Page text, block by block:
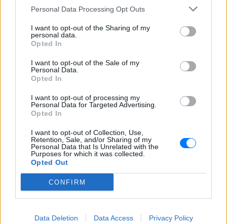
Personal Data Processing Opt Outs
I want to opt-out of the Sharing of my
personal data.
Opted In
I want to opt-out of the Sale of my
Personal Data.
Opted In
I want to opt-out of processing my
Personal Data for Targeted Advertising.
Opted In
I want to opt-out of Collection, Use,
Retention, Sale, and/or Sharing of my
Personal Data that Is Unrelated with the
Purposes for which it was collected.
Opted Out
CONFIRM
Data Deletion Data Access Privacy Policy
Στέφανος Τσιτσιπάς: Αγκαλιά
με τη σύντροφό του στην
Ελβετία και κοινή βραδινή
Ο Έλληνας τενίστας βρίσκεται σε σχέση
Ο Μπρούκλιν Μπέκαμ έβρασε μακαρόνια με
θαλασσινό νερό και δέχτηκε ανελέητο
τρολάρισμα online
νερού, με σχόλια όπως «τα πόδια του δεν ήταν μέσα σε